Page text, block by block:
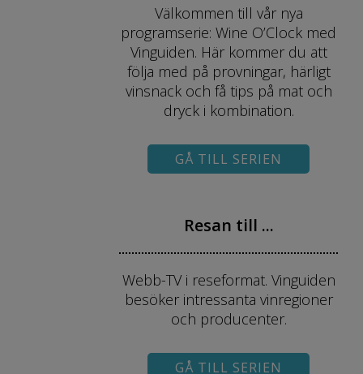
Välkommen till vår nya
programserie: Wine O’Clock med
Vinguiden. Här kommer du att
följa med på provningar, härligt
vinsnack och få tips på mat och
dryck i kombination.
GÅ TILL SERIEN
Resan till ...
Webb-TV i reseformat. Vinguiden
besöker intressanta vinregioner
och producenter.
GÅ TILL SERIEN